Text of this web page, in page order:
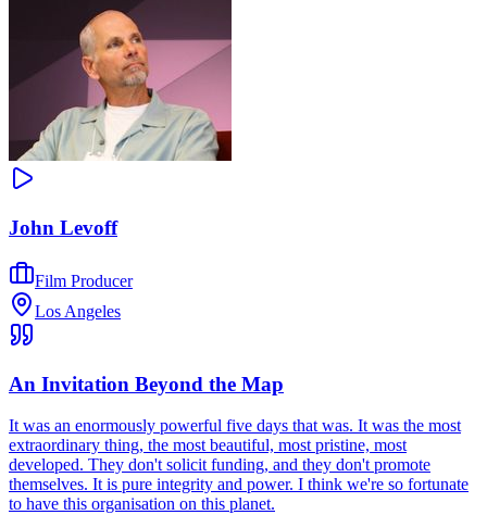
John Levoff
Film Producer
Los Angeles
An Invitation Beyond the Map
It was an enormously powerful five days that was. It was the most
extraordinary thing, the most beautiful, most pristine, most
developed. They don't solicit funding, and they don't promote
themselves. It is pure integrity and power. I think we're so fortunate
to have this organisation on this planet.